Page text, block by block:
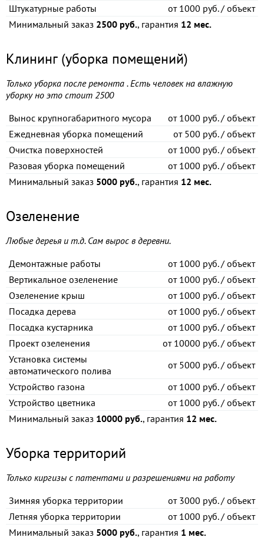
Штукатурные работы
от1000 руб. / объект
Минимальный заказ 2500 руб., гарантия 12 мес.
Клининг (уборка помещений)
Только уборка после ремонта . Есть человек на влажную
уборку но это стоит 2500
Вынос крупногабаритного мусора
от1000 руб. / объект
Ежедневная уборка помещений
от500 руб. / объект
Очистка поверхностей
от1000 руб. / объект
Разовая уборка помещений
от1000 руб. / объект
Минимальный заказ 5000 руб., гарантия 12 мес.
Озеленение
Любые дереья и т.д. Сам вырос в деревни.
Демонтажные работы
от1000 руб. / объект
Вертикальное озеленение
от1000 руб. / объект
Озеленение крыш
от1000 руб. / объект
Посадка дерева
от1000 руб. / объект
Посадка кустарника
от1000 руб. / объект
Проект озеленения
от10000 руб. / объект
Установка системы
автоматического полива
от5000 руб. / объект
Устройство газона
от1000 руб. / объект
Устройство цветника
от1000 руб. / объект
Минимальный заказ 10000 руб., гарантия 12 мес.
Уборка территорий
Только киргизы с патентами и разрешениями на работу
Зимняя уборка территории
от3000 руб. / объект
Летняя уборка территории
от1000 руб. / объект
Минимальный заказ 5000 руб., гарантия 1 мес.